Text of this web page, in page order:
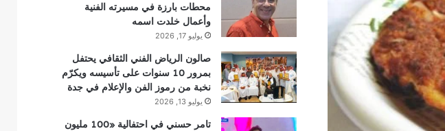
محطات بارزة في مسيرته الفنية
وأعمال خلدت اسمه
يوليو 17, 2026
صالون الرياض الفني الثقافي يحتفل
بمرور 10 سنوات على تأسيسه ويكرّم
نخبة من رموز الفن والإعلام في جدة
يوليو 13, 2026
تامر حسني في احتفالية «100 مليون